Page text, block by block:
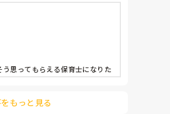
思ってもらえる保育士になりた
もっと見る